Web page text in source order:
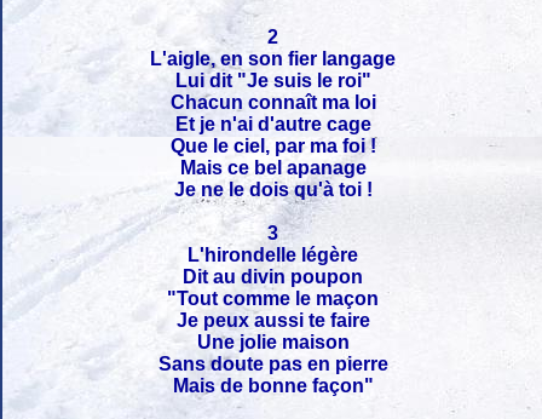
2
L'aigle, en son fier langage
Lui dit "Je suis le roi"
Chacun connaît ma loi
Et je n'ai d'autre cage
Que le ciel, par ma foi !
Mais ce bel apanage
Je ne le dois qu'à toi !
3
L'hirondelle légère
Dit au divin poupon
"Tout comme le maçon
Je peux aussi te faire
Une jolie maison
Sans doute pas en pierre
Mais de bonne façon"